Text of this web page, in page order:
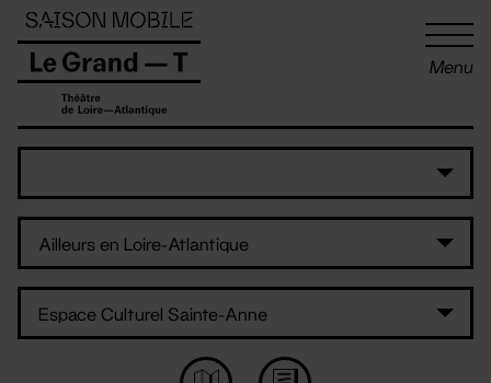
Menu
Panneau de gestion des cookies